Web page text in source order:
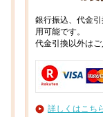
銀行振込、代金
用可能です。
代金引換以外は
詳しくはこち